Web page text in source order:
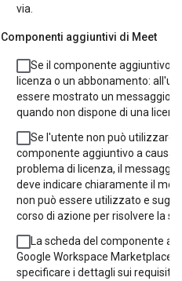
via.
Componenti aggiuntivi di Meet
Se il componente aggiuntivo
licenza o un abbonamento:
essere mostrato un messaggio
quando non dispone di una
Se l'utente non può utilizzare il
componente aggiuntivo a causa
problema di licenza, il
deve indicare chiaramente il
non può essere utilizzato e
corso di azione per risolvere la
La scheda del componente
Google Workspace Marketplace
specificare i dettagli sui requisiti